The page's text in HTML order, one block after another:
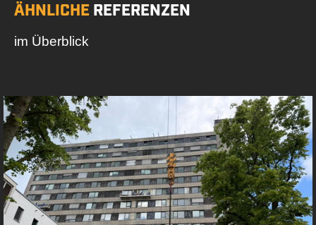
ÄHNLICHE REFERENZEN
im Überblick